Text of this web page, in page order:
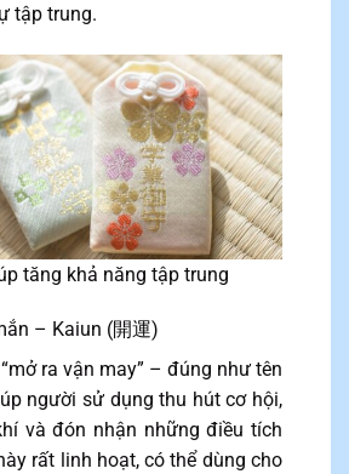
tập trung.
tăng khả năng tập trung
– Kaiun (開運)
ra vận may” – đúng như tên
người sử dụng thu hút cơ hội,
và đón nhận những điều tích
rất linh hoạt, có thể dùng cho